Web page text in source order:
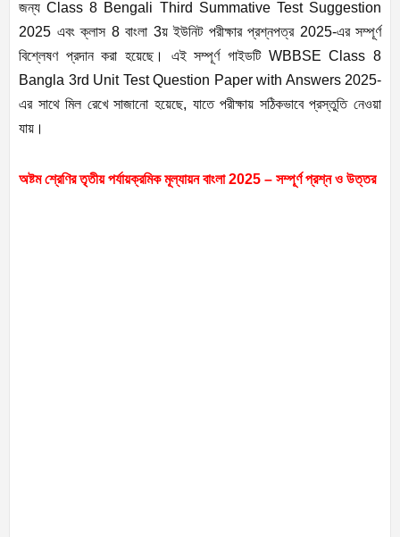
জন্য Class 8 Bengali Third Summative Test Suggestion
2025 এবং ক্লাস 8 বাংলা 3য় ইউনিট পরীক্ষার প্রশ্নপত্র 2025-এর সম্পূর্ণ
বিশ্লেষণ প্রদান করা হয়েছে। এই সম্পূর্ণ গাইডটি WBBSE Class 8
Bangla 3rd Unit Test Question Paper with Answers 2025-
এর সাথে মিল রেখে সাজানো হয়েছে, যাতে পরীক্ষায় সঠিকভাবে প্রস্তুতি নেওয়া
যায়।
অষ্টম শ্রেণির তৃতীয় পর্যায়ক্রমিক মূল্যায়ন বাংলা 2025 – সম্পূর্ণ প্রশ্ন ও উত্তর